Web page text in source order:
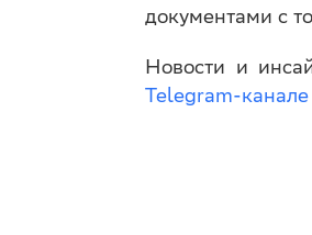
документами с
Новости и
Telegram-